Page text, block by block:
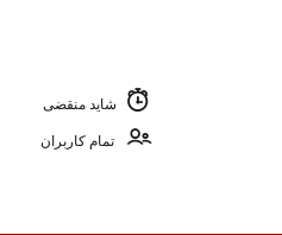
شاید منقضی
تمام کاربران